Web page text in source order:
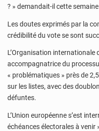
? » demandait-il cette
Les doutes exprimés par la
crédibilité du vote se sont
L’Organisation internationale
accompagnatrice du
« problématiques » près de
sur les listes, avec des
défuntes.
L’Union européenne s’est
échéances électorales à venir